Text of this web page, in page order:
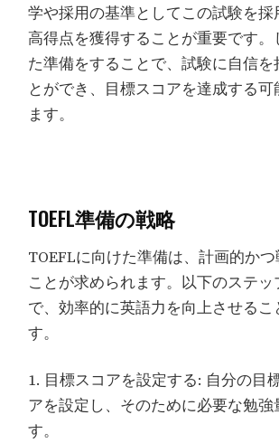
学や採用の基準としてこの試験を採
高得点を獲得することが重要です。
た準備をすることで、試験に自信を
とができ、目標スコアを達成する可
ます。
TOEFL準備の戦略
TOEFLに向けた準備は、計画的かつ
ことが求められます。以下のステッ
で、効率的に英語力を向上させるこ
す。
1. 目標スコアを設定する: 自分の目
アを設定し、そのために必要な勉強
す。